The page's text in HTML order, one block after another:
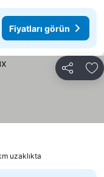
Fiyatları görün
Paylaş
uzaklıkta